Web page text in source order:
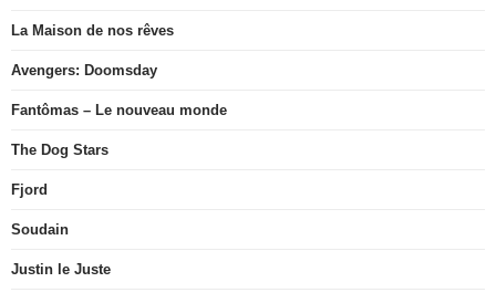
La Maison de nos rêves
Avengers: Doomsday
Fantômas – Le nouveau monde
The Dog Stars
Fjord
Soudain
Justin le Juste